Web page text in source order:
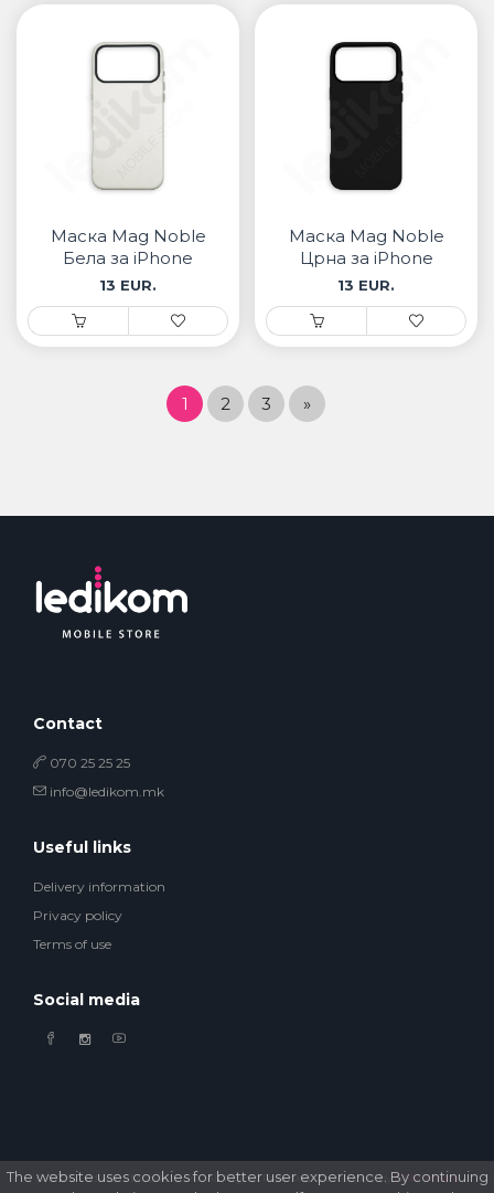
Маска Mag Noble
Бела за iPhone
13 EUR.
Маска Mag Noble
Црна за iPhone
13 EUR.
1 2 3 »
The website uses cookies for better user experience. By continuing
Contact
070 25 25 25
info@ledikom.mk
Useful links
Delivery information
Privacy policy
Terms of use
Social media
© 2026 Ledikom Mobile Store. All Rights Reserved. Developed byGSM Media